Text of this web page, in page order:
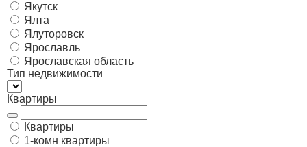
Якутск
Ялта
Ялуторовск
Ярославль
Ярославская область
Тип недвижимости
Квартиры
Квартиры
1-комн квартиры